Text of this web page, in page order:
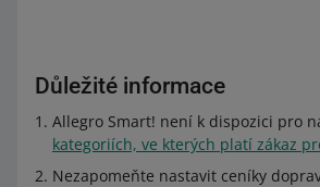
Důležité informace
Allegro Smart! není k dispozici pro
kategoriích, ve kterých platí zákaz
Nezapomeňte nastavit ceníky